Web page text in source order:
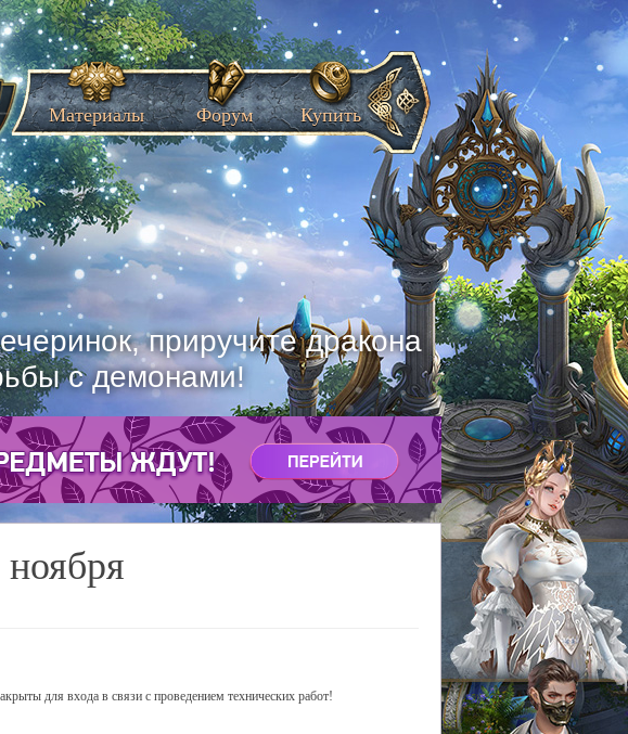
приручите дракона
с демонами!
Материалы Форум Купить
для входа в связи с проведением технических работ!